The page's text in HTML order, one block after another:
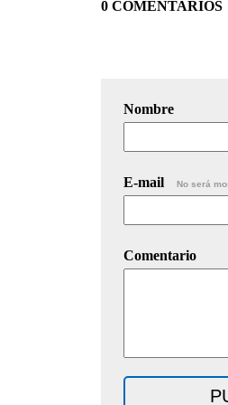
0 COMENTARIOS
Nombre
E-mail No será
Comentario